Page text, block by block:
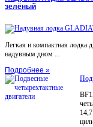
зелёный
Легкая и компактная лодка
надувным дном ...
Подробнее »